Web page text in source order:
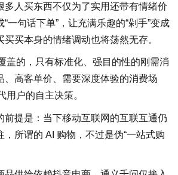
多人买东西不仅为了实用还带有情绪价
一句话下单”，让充满乐趣的“剁手”变成
买本身的情绪调动也将荡然无存。
盖的，只有标准化、强目的性的刚需消
、高客单价、需要深度体验的消费场
用户的自主决策。
前提是：当下移动互联网的互联互通仍
，所谓的 AI 购物，不过是伪“一站式购